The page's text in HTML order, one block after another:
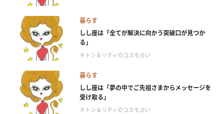
暮らす
しし座は「全てが解決に向かう突破口が見つか
る」
＃トシ＆リティのコスモ占い
暮らす
しし座は「夢の中でご先祖さまからメッセージを
受け取る」
＃トシ＆リティのコスモ占い